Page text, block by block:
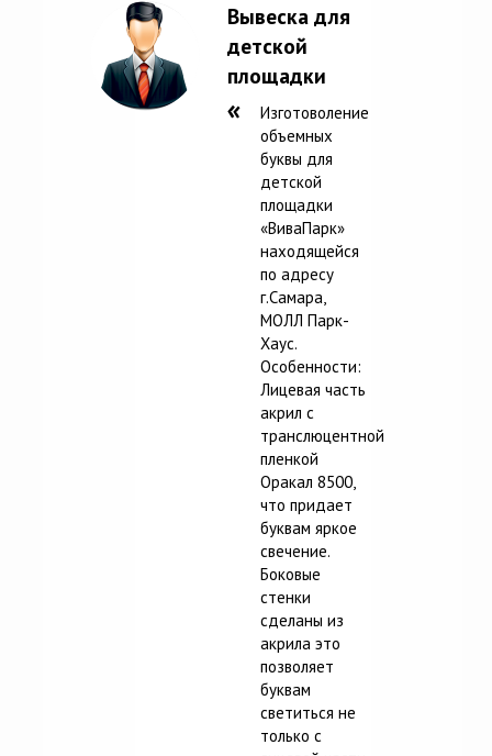
Вывеска для
детской
площадки
Изготоволение
объемных
буквы для
детской
площадки
«ВиваПарк»
находящейся
по адресу
г.Самара,
МОЛЛ Парк-
Хаус.
Особенности:
Лицевая часть
акрил с
транслюцентной
пленкой
Оракал 8500,
что придает
буквам яркое
свечение.
Боковые
стенки
сделаны из
акрила это
позволяет
буквам
светиться не
только с